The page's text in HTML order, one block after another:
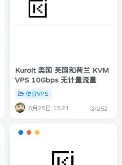
Kuroit 美国 英国和荷兰 KVM
VPS 10Gbps 无计量流量
便宜VPS
6月25日 13:21 252